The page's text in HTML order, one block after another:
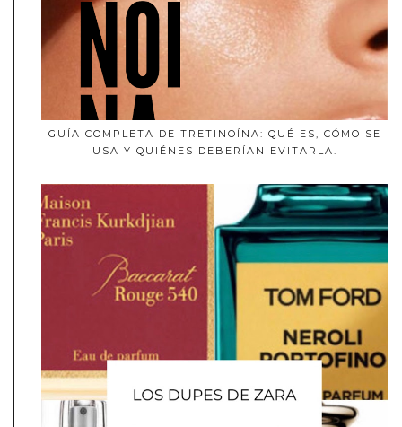
GUÍA COMPLETA DE TRETINOÍNA: QUÉ ES, CÓMO SE
USA Y QUIÉNES DEBERÍAN EVITARLA.